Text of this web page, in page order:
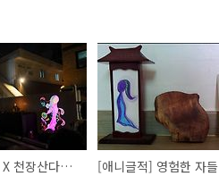
천장산산신제 X 천장산다라니 미디어아트 퍼포먼스 공연 무사히 마쳤습니다. [애니글적] 영험한 자들